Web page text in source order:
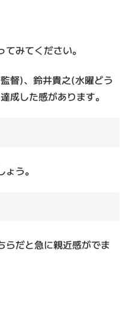
みてください。
督)、鈴井貴之(水曜どう
成した感があります。
う。
らだと急に親近感がでま